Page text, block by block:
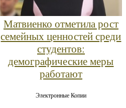
Матвиенко отметила рост
семейных ценностей среди
студентов:
демографические меры
работают
Электронные Копии